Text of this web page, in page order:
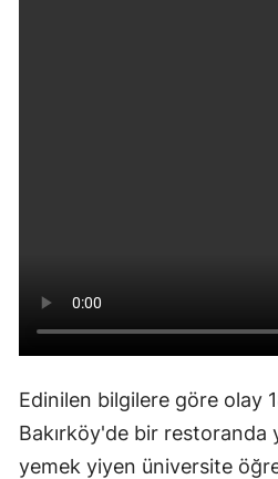
Edinilen bilgilere göre olay
Bakırköy'de bir restoranda
yemek yiyen üniversite